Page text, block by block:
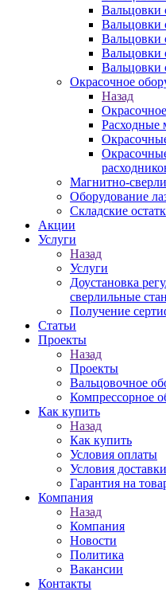
Вальцовки
Вальцовки
Вальцовки
Окрасочное
Назад
Расходные
Магнитно-
Оборудование
Складские
Акции
Услуги
Назад
Услуги
Доустановка
сверлильные
Получение
Статьи
Проекты
Назад
Проекты
Вальцовочное
Компрессорное
Как купить
Назад
Как купить
Условия оплаты
Условия доставки
Гарантия на
Компания
Назад
Компания
Новости
Политика
Вакансии
Контакты